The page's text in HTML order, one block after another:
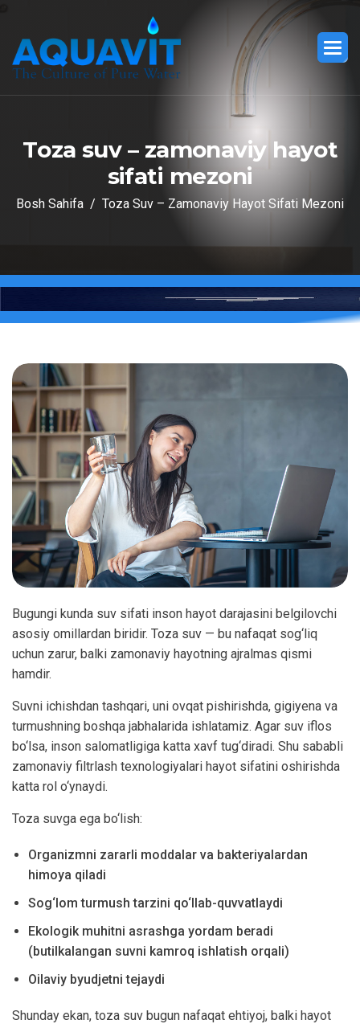
Toza suv – zamonaviy hayot
sifati mezoni
Bosh Sahifa Toza Suv – Zamonaviy Hayot Sifati Mezoni
Bugungi kunda suv sifati inson hayot darajasini belgilovchi
asosiy omillardan biridir. Toza suv — bu nafaqat sog‘liq
uchun zarur, balki zamonaviy hayotning ajralmas qismi
hamdir.
Suvni ichishdan tashqari, uni ovqat pishirishda, gigiyena va
turmushning boshqa jabhalarida ishlatamiz. Agar suv iflos
bo‘lsa, inson salomatligiga katta xavf tug‘diradi. Shu sababli
zamonaviy filtrlash texnologiyalari hayot sifatini oshirishda
katta rol o‘ynaydi.
Toza suvga ega bo‘lish:
Organizmni zararli moddalar va bakteriyalardan
himoya qiladi
Sog‘lom turmush tarzini qo‘llab-quvvatlaydi
Ekologik muhitni asrashga yordam beradi
(butilkalangan suvni kamroq ishlatish orqali)
Oilaviy byudjetni tejaydi
Shunday ekan, toza suv bugun nafaqat ehtiyoj, balki hayot